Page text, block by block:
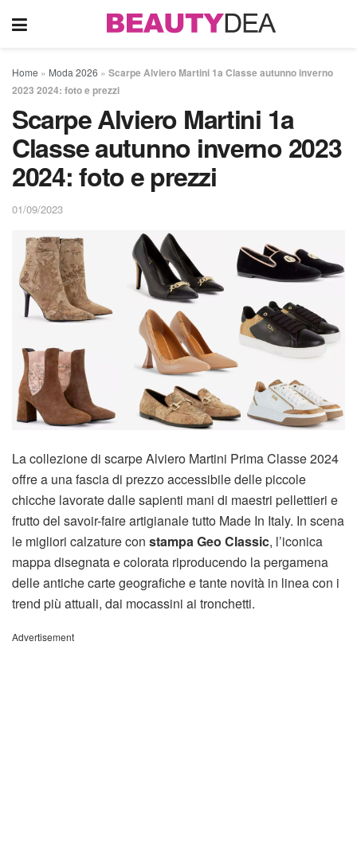
Home » Moda 2026 » Scarpe Alviero Martini 1a Classe autunno inverno
2023 2024: foto e prezzi
Scarpe Alviero Martini 1a
Classe autunno inverno 2023
2024: foto e prezzi
01/09/2023
La collezione di scarpe Alviero Martini Prima Classe 2024
offre a una fascia di prezzo accessibile delle piccole
chicche lavorate dalle sapienti mani di maestri pellettieri e
frutto del savoir-faire artigianale tutto Made In Italy. In scena
le migliori calzature con stampa Geo Classic, l’iconica
mappa disegnata e colorata riproducendo la pergamena
delle antiche carte geografiche e tante novità in linea con i
trend più attuali, dai mocassini ai tronchetti.
Advertisement